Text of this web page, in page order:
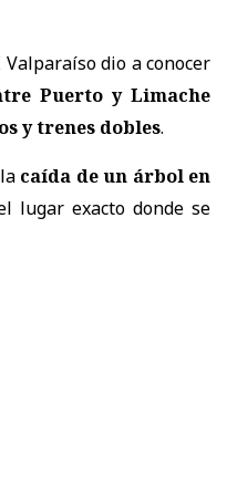
Valparaíso dio a conocer
Puerto y Limache
y trenes dobles.
caída de un árbol en
lugar exacto donde se